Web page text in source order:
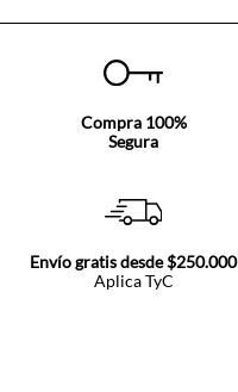
Compra 100%
Segura
Envío gratis desde $250.000
Aplica TyC